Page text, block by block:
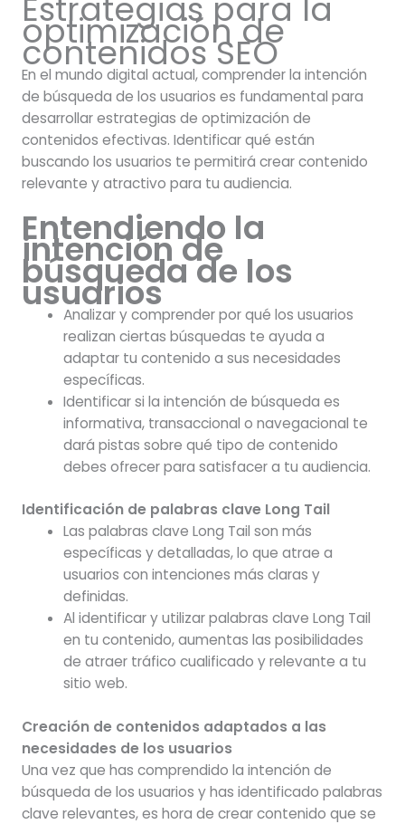
Estrategias para la
optimización de
contenidos SEO
En el mundo digital actual, comprender la intención
de búsqueda de los usuarios es fundamental para
desarrollar estrategias de optimización de
contenidos efectivas. Identificar qué están
buscando los usuarios te permitirá crear contenido
relevante y atractivo para tu audiencia.
Entendiendo la
intención de
búsqueda de los
usuarios
Analizar y comprender por qué los usuarios
realizan ciertas búsquedas te ayuda a
adaptar tu contenido a sus necesidades
específicas.
Identificar si la intención de búsqueda es
informativa, transaccional o navegacional te
dará pistas sobre qué tipo de contenido
debes ofrecer para satisfacer a tu audiencia.
Identificación de palabras clave Long Tail
Las palabras clave Long Tail son más
específicas y detalladas, lo que atrae a
usuarios con intenciones más claras y
definidas.
Al identificar y utilizar palabras clave Long Tail
en tu contenido, aumentas las posibilidades
de atraer tráfico cualificado y relevante a tu
sitio web.
Creación de contenidos adaptados a las
necesidades de los usuarios
Una vez que has comprendido la intención de
búsqueda de los usuarios y has identificado palabras
clave relevantes, es hora de crear contenido que se